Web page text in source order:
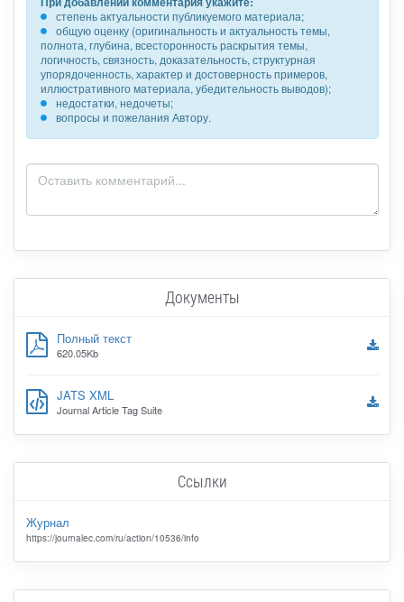
степень актуальности публикуемого материала;
общую оценку (оригинальность и актуальность темы,
полнота, глубина, всесторонность раскрытия темы,
логичность, связность, доказательность, структурная
упорядоченность, характер и достоверность примеров,
иллюстративного материала, убедительность выводов);
недостатки, недочеты;
вопросы и пожелания Автору.
Документы
Полный текст
620.05Kb
JATS XML
Journal Article Tag Suite
Ссылки
Журнал
https://journalec.com/ru/action/10536/info